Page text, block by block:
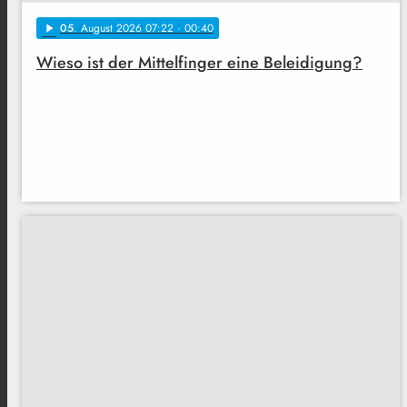
play_arrow 05. August 2026 07:22 · 00:40
Wieso ist der Mittelfinger eine Beleidigung?